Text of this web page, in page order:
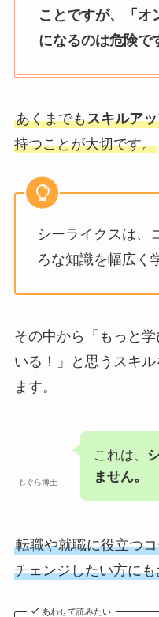
ことですが、「オ
になるのは危険で
あくまでもスキルア
持つことが大切です。
シーライクスは、
ろな知識を幅広く
その中から「もっと
いる！」と思うスキ
ます。
もぐら博士
これは、
ません。
転職や就職に役立つ
チェンジしたい方に
あわせて読みたい